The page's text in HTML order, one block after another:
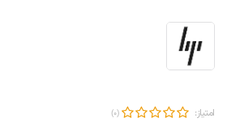
امتیاز: (0)